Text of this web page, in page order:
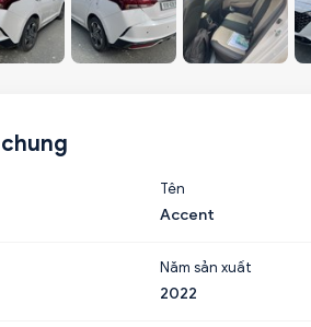
Tên
Accent
Năm sản xuất
2022